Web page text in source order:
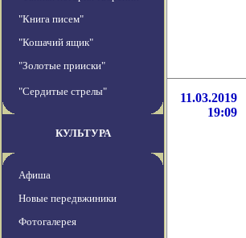
"Книга писем"
"Кошачий ящик"
"Золотые прииски"
"Сердитые стрелы"
КУЛЬТУРА
Афиша
Новые передвжиники
Фотогалерея
11.03.2019
19:09